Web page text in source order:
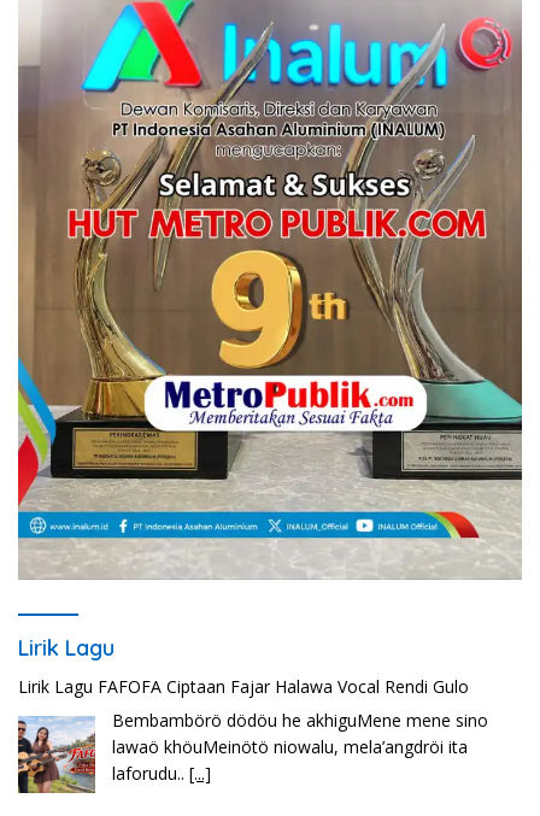
Lirik Lagu
Lirik Lagu Cinta Mati – Fajar Halawa
Tenga sakali nouwao khuo he akhigu boi taozui
wa’omasiTabato ia taroi furi[...]